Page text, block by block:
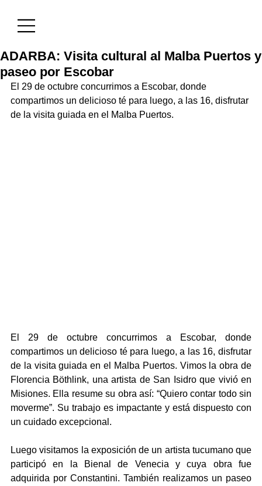
ADARBA: Visita cultural al Malba Puertos y
paseo por Escobar
El 29 de octubre concurrimos a Escobar, donde
compartimos un delicioso té para luego, a las 16, disfrutar
de la visita guiada en el Malba Puertos.
El 29 de octubre concurrimos a Escobar, donde
compartimos un delicioso té para luego, a las 16, disfrutar
de la visita guiada en el Malba Puertos. Vimos la obra de
Florencia Böthlink, una artista de San Isidro que vivió en
Misiones. Ella resume su obra así: “Quiero contar todo sin
moverme”. Su trabajo es impactante y está dispuesto con
un cuidado excepcional.
Luego visitamos la exposición de un artista tucumano que
participó en la Bienal de Venecia y cuya obra fue
adquirida por Constantini. También realizamos un paseo